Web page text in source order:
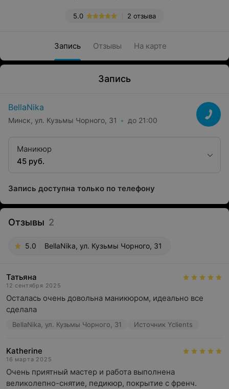
2 отзыва
5.0
Запись Отзывы На карте
Запись
BellaNika
Минск, ул. Кузьмы Чорного, 31 до 21:00
Маникюр
45 руб.
Запись доступна только по телефону
Отзывы 2
5.0 BellaNika, ул. Кузьмы Чорного, 31
Татьяна
12 сентября 2025
Осталась очень довольна маникюром, идеально все
сделала
BellaNika, ул. Кузьмы Чорного, 31 Источник Yclients
Katherine
16 марта 2025
Очень приятный мастер и работа выполнена
великолепно-снятие, педикюр, покрытие с френч.